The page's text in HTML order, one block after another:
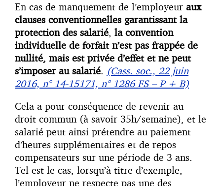
En cas de manquement de l’employeur aux
clauses conventionnelles garantissant la
protection des salarié, la convention
individuelle de forfait n’est pas frappée de
nullité, mais est privée d’effet et ne peut
s’imposer au salarié. (Cass. soc., 22 juin
2016, n° 14-15171, n° 1286 FS – P + B)
Cela a pour conséquence de revenir au
droit commun (à savoir 35h/semaine), et le
salarié peut ainsi prétendre au paiement
d’heures supplémentaires et de repos
compensateurs sur une période de 3 ans.
Tel est le cas, lorsqu’à titre d’exemple,
l’employeur ne respecte pas une des